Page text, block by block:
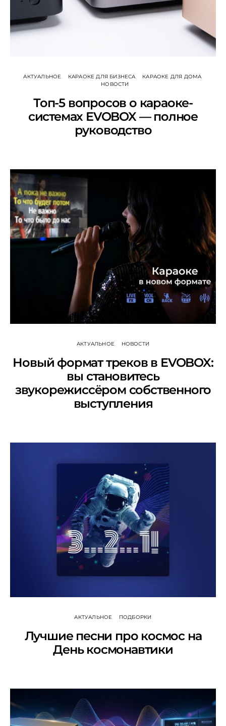
АКТУАЛЬНОЕ КАРАОКЕ ДЛЯ БИЗНЕСА
КАРАОКЕ ДЛЯ ДОМА
НОВОСТИ
Топ-5 вопросов о караоке-
системах EVOBOX — полное
руководство
АКТУАЛЬНОЕ НОВОСТИ
Новый формат треков в EVOBOX:
вы становитесь
звукорежиссёром собственного
выступления
АКТУАЛЬНОЕ ПОДБОРКИ
Лучшие песни про космос на
День космонавтики